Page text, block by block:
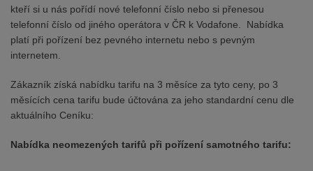
kteří si u nás pořídí nové telefonní číslo nebo si přenesou
telefonní číslo od jiného operátora v ČR k Vodafone. Nabídka
platí při pořízení bez pevného internetu nebo s pevným
internetem.
Zákazník získá nabídku tarifu na 3 měsíce za tyto ceny, po 3
měsících cena tarifu bude účtována za jeho standardní cenu dle
aktuálního Ceníku:
Nabídka neomezených tarifů při pořízení samotného tarifu: